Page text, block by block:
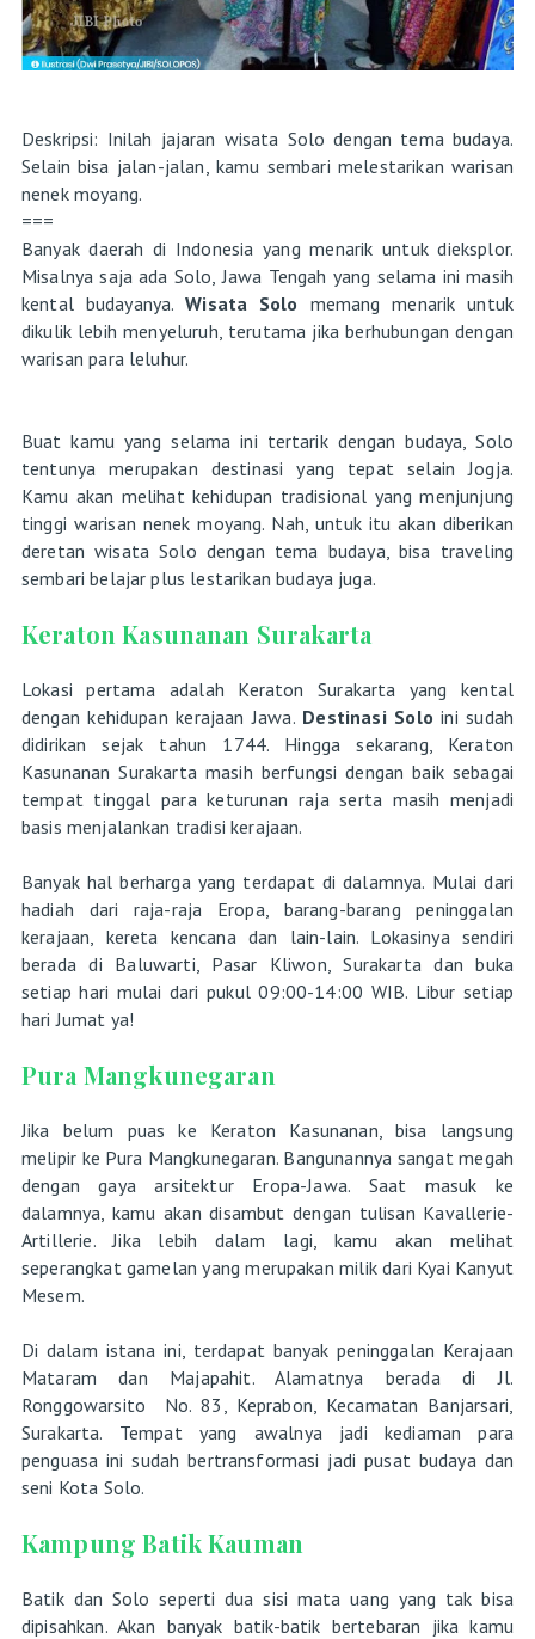
Deskripsi: Inilah jajaran wisata Solo dengan tema budaya.
Selain bisa jalan-jalan, kamu sembari melestarikan warisan
nenek moyang.
===
Banyak daerah di Indonesia yang menarik untuk dieksplor.
Misalnya saja ada Solo, Jawa Tengah yang selama ini masih
kental budayanya.Wisata Solo memang menarik untuk
dikulik lebih menyeluruh, terutama jika berhubungan dengan
warisan para leluhur.
Buat kamu yang selama ini tertarik dengan budaya, Solo
tentunya merupakan destinasi yang tepat selain Jogja.
Kamu akan melihat kehidupan tradisional yang menjunjung
tinggi warisan nenek moyang. Nah, untuk itu akan diberikan
deretan wisata Solo dengan tema budaya, bisa traveling
sembari belajar plus lestarikan budaya juga.
Keraton Kasunanan Surakarta
Lokasi pertama adalah Keraton Surakarta yang kental
dengan kehidupan kerajaan Jawa. Destinasi Solo ini sudah
didirikan sejak tahun 1744. Hingga sekarang, Keraton
Kasunanan Surakarta masih berfungsi dengan baik sebagai
tempat tinggal para keturunan raja serta masih menjadi
basis menjalankan tradisi kerajaan.
Banyak hal berharga yang terdapat di dalamnya. Mulai dari
hadiah dari raja-raja Eropa, barang-barang peninggalan
kerajaan, kereta kencana dan lain-lain. Lokasinya sendiri
berada di Baluwarti, Pasar Kliwon, Surakarta dan buka
setiap hari mulai dari pukul 09:00-14:00 WIB. Libur setiap
hari Jumat ya!
Pura Mangkunegaran
Jika belum puas ke Keraton Kasunanan, bisa langsung
melipir ke Pura Mangkunegaran. Bangunannya sangat megah
dengan gaya arsitektur Eropa-Jawa. Saat masuk ke
dalamnya, kamu akan disambut dengan tulisan Kavallerie-
Artillerie. Jika lebih dalam lagi, kamu akan melihat
seperangkat gamelan yang merupakan milik dari Kyai Kanyut
Mesem.
Di dalam istana ini, terdapat banyak peninggalan Kerajaan
Mataram dan Majapahit. Alamatnya berada di Jl.
Ronggowarsito No. 83, Keprabon, Kecamatan Banjarsari,
Surakarta. Tempat yang awalnya jadi kediaman para
penguasa ini sudah bertransformasi jadi pusat budaya dan
seni Kota Solo.
Kampung Batik Kauman
Batik dan Solo seperti dua sisi mata uang yang tak bisa
dipisahkan. Akan banyak batik-batik bertebaran jika kamu